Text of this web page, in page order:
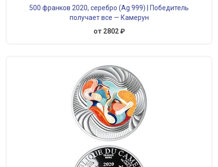
500 франков 2020, серебро (Ag 999) | Победитель
получает все — Камерун
от 2802 ₽